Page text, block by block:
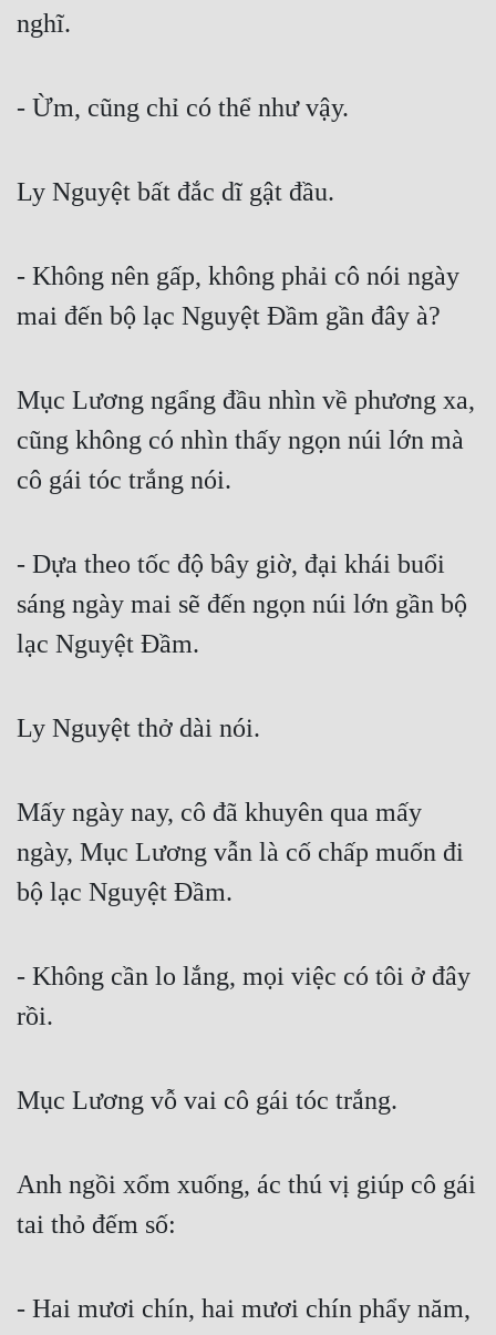
nghĩ.
- Ừm, cũng chỉ có thể như vậy.
Ly Nguyệt bất đắc dĩ gật đầu.
- Không nên gấp, không phải cô nói ngày
mai đến bộ lạc Nguyệt Đầm gần đây à?
Mục Lương ngẩng đầu nhìn về phương xa,
cũng không có nhìn thấy ngọn núi lớn mà
cô gái tóc trắng nói.
- Dựa theo tốc độ bây giờ, đại khái buổi
sáng ngày mai sẽ đến ngọn núi lớn gần bộ
lạc Nguyệt Đầm.
Ly Nguyệt thở dài nói.
Mấy ngày nay, cô đã khuyên qua mấy
ngày, Mục Lương vẫn là cố chấp muốn đi
bộ lạc Nguyệt Đầm.
- Không cần lo lắng, mọi việc có tôi ở đây
rồi.
Mục Lương vỗ vai cô gái tóc trắng.
Anh ngồi xổm xuống, ác thú vị giúp cô gái
tai thỏ đếm số:
- Hai mươi chín, hai mươi chín phẩy năm,